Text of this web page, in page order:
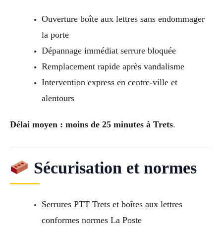
Ouverture boîte aux lettres sans endommager
la porte
Dépannage immédiat serrure bloquée
Remplacement rapide après vandalisme
Intervention express en centre-ville et
alentours
Délai moyen : moins de 25 minutes à Trets.
Sécurisation et normes
Serrures PTT Trets et boîtes aux lettres
conformes normes La Poste